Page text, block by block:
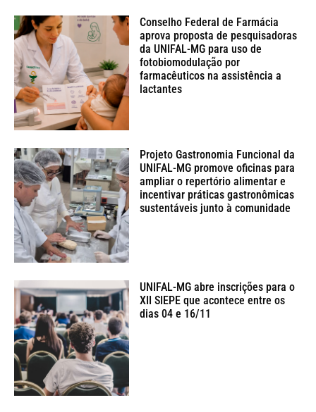
Conselho Federal de Farmácia
aprova proposta de pesquisadoras
da UNIFAL-MG para uso de
fotobiomodulação por
farmacêuticos na assistência a
lactantes
Projeto Gastronomia Funcional da
UNIFAL-MG promove oficinas para
ampliar o repertório alimentar e
incentivar práticas gastronômicas
sustentáveis junto à comunidade
UNIFAL-MG abre inscrições para o
XII SIEPE que acontece entre os
dias 04 e 16/11